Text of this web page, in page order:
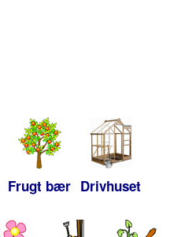
Frugt bær Drivhuset